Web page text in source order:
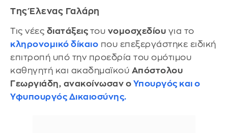
Της Έλενας Γαλάρη
Τις νέες διατάξεις του νομοσχεδίου για το
κληρονομικό δίκαιο που επεξεργάστηκε ειδική
επιτροπή υπό την προεδρία του ομότιμου
καθηγητή και ακαδημαϊκού Απόστολου
Γεωργιάδη, ανακοίνωσαν ο Υπουργός και ο
Υφυπουργός Δικαιοσύνης.